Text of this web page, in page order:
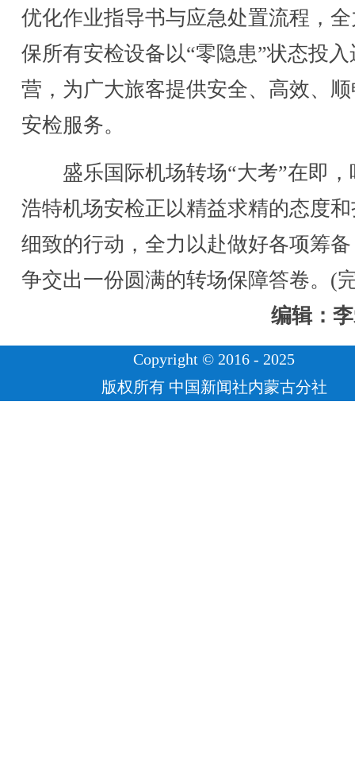
优化作业指导书与应急处置流程，
保所有安检设备以“零隐患”状态投入
营，为广大旅客提供安全、高效、
安检服务。
盛乐国际机场转场“大考”在即，
浩特机场安检正以精益求精的态度
细致的行动，全力以赴做好各项筹
争交出一份圆满的转场保障答卷。(
编辑：
Copyright © 2016 - 2025
版权所有 中国新闻社内蒙古分社